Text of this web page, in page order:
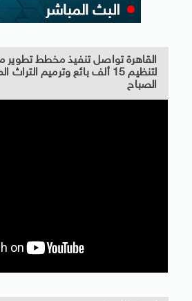
القاهرة تواصل تنفيذ مخطط تطوير
لتنظيم 15 ألف بائع وترميم
الصباح